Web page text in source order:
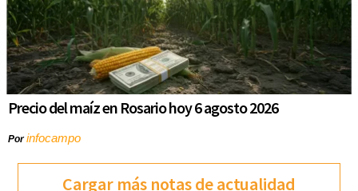
Precio del maíz en Rosario hoy 6 agosto 2026
Porinfocampo
Cargar más notas de actualidad